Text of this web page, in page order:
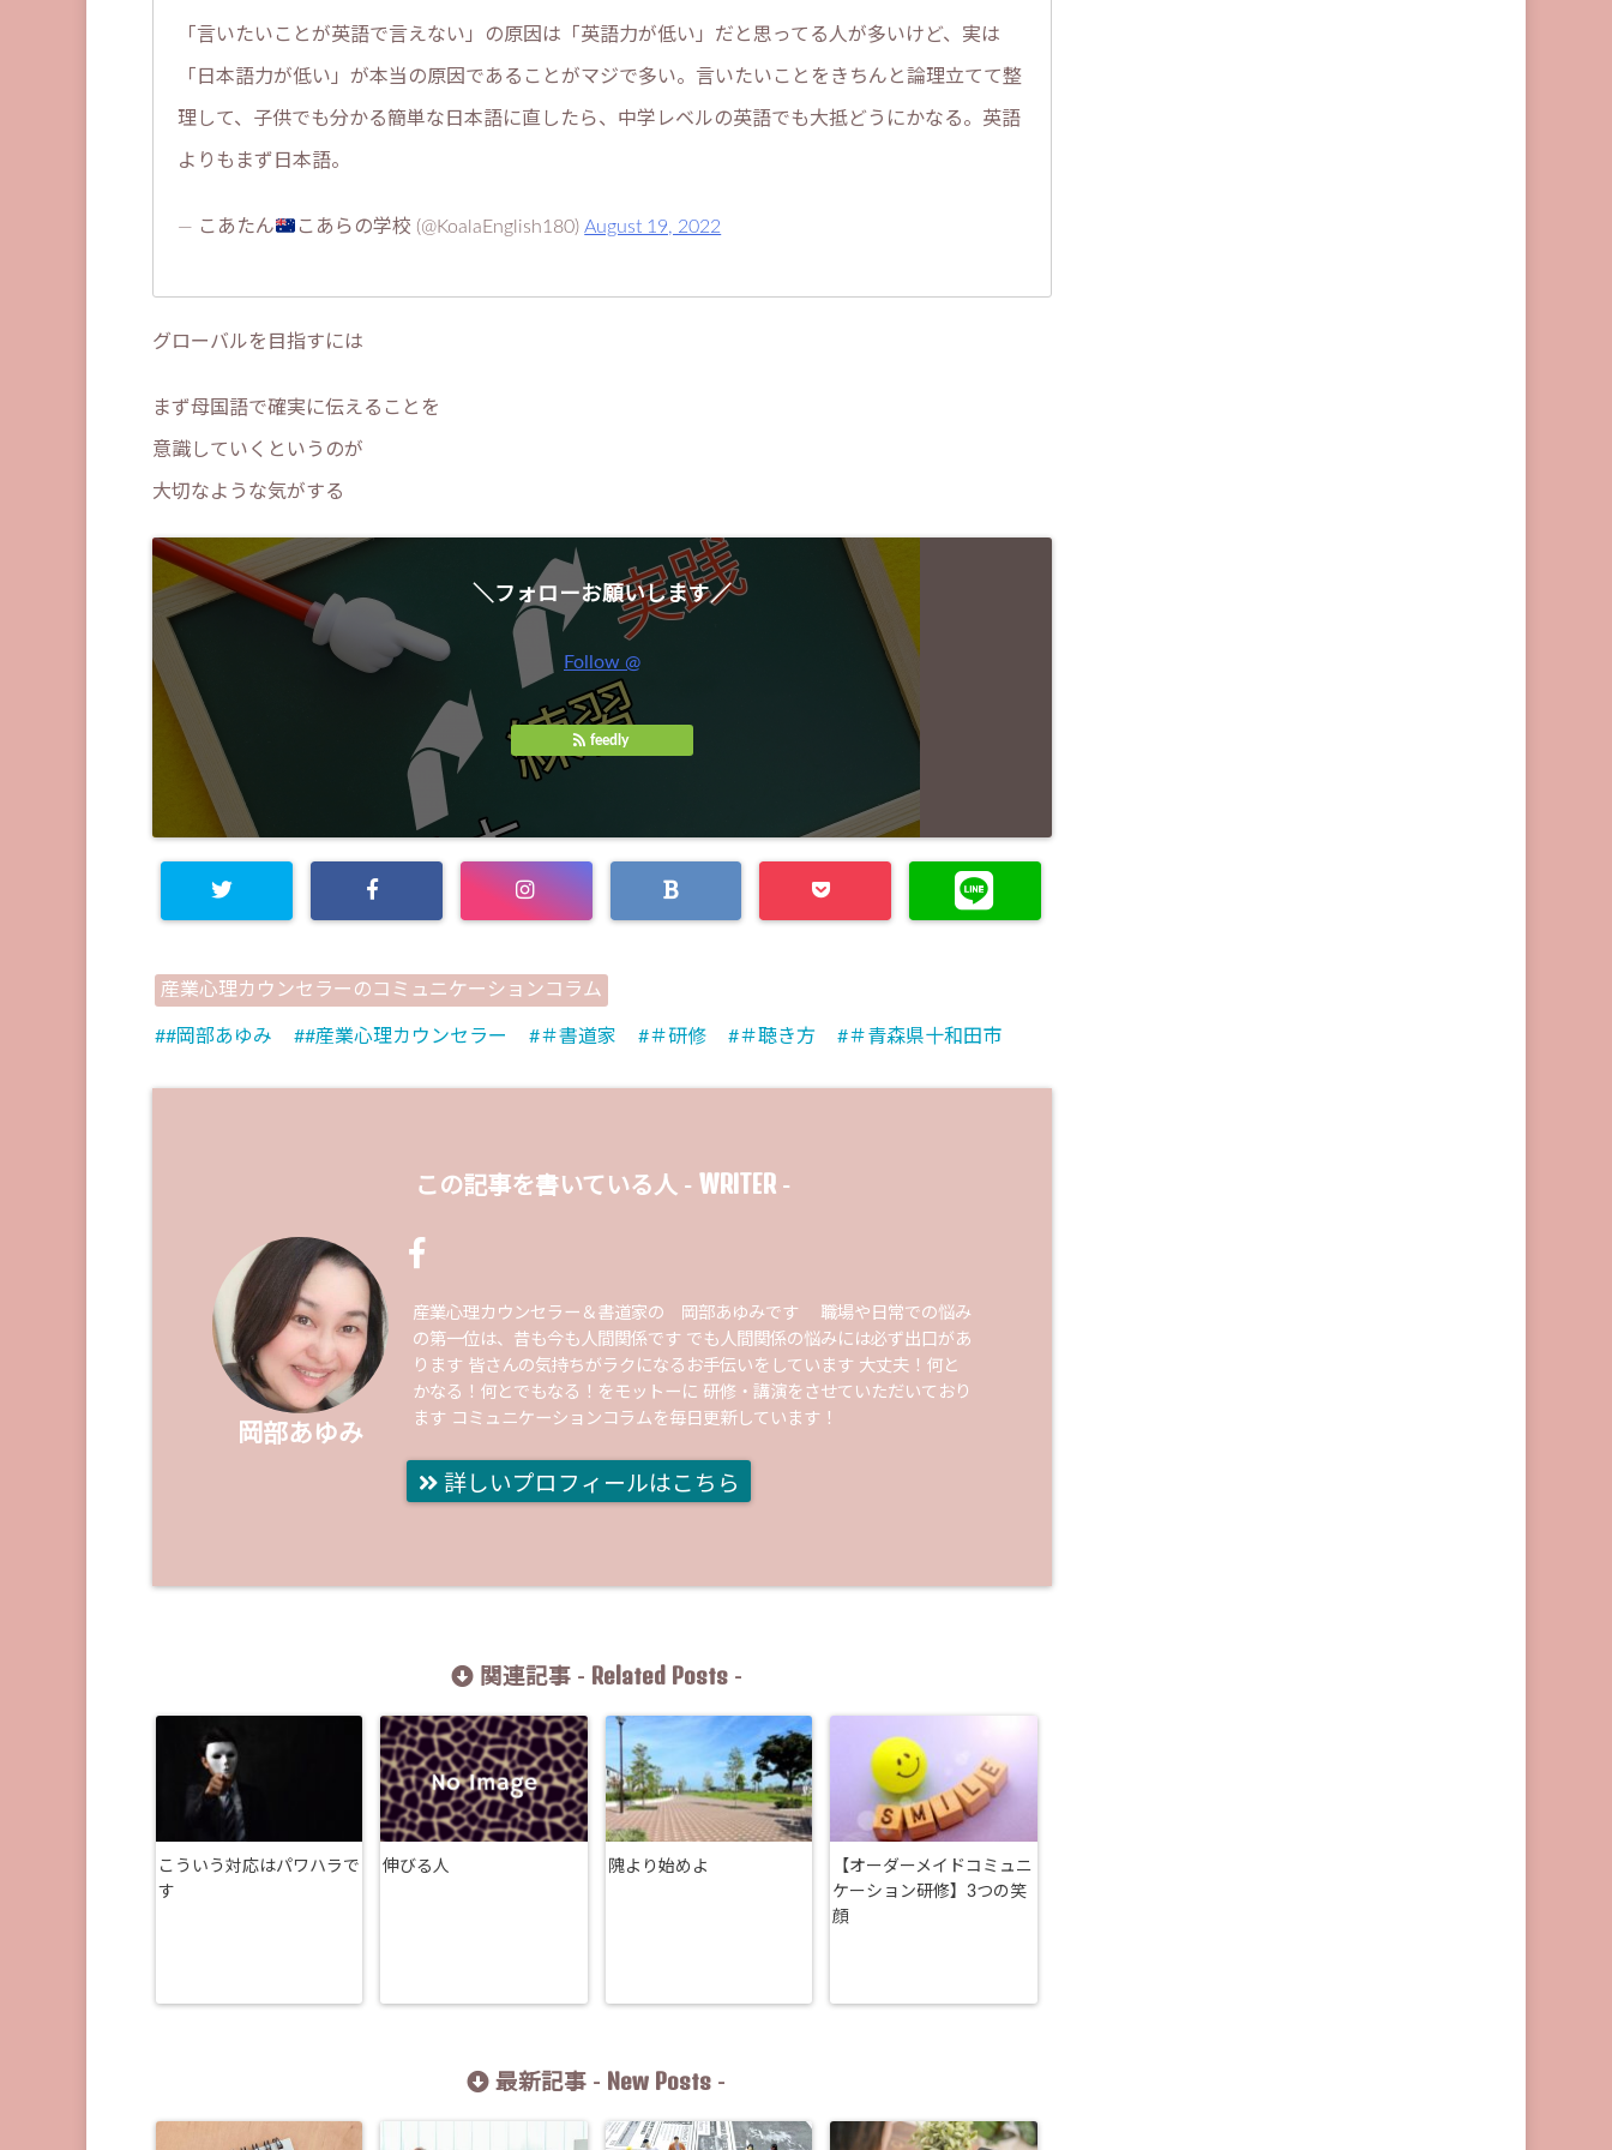
「言いたいことが英語で言えない」の原因は「英語力が低い」だと思ってる人が多いけど、実は
「日本語力が低い」が本当の原因であることがマジで多い。言いたいことをきちんと論理立てて整
理して、子供でも分かる簡単な日本語に直したら、中学レベルの英語でも大抵どうにかなる。英語
よりもまず日本語。
— こあたん こあらの学校 (@KoalaEnglish180)August 19, 2022
グローバルを目指すには
まず母国語で確実に伝えることを
意識していくというのが
大切なような気がする
＼フォローお願いします／
Follow @
feedly
産業心理カウンセラーのコミュニケーションコラム
#岡部あゆみ #産業心理カウンセラー ＃書道家 ＃研修 ＃聴き方 ＃青森県十和田市
この記事を書いている人 - WRITER-
岡部あゆみ
産業心理カウンセラー＆書道家の 岡部あゆみです 職場や日常での悩み
の第一位は、昔も今も人間関係です でも人間関係の悩みには必ず出口があ
ります 皆さんの気持ちがラクになるお手伝いをしています 大丈夫！何と
かなる！何とでもなる！をモットーに 研修・講演をさせていただいており
ます コミュニケーションコラムを毎日更新しています！
詳しいプロフィールはこちら
関連記事 - Related Posts-
こういう対応はパワハラで
す
伸びる人 隗より始めよ
【オーダーメイドコミュニ
ケーション研修】3つの笑
顔
最新記事 - New Posts -